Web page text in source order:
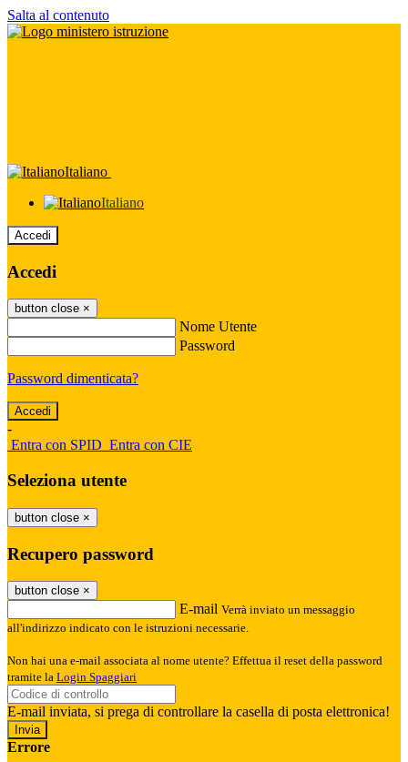
Salta al contenuto
Italiano
Italiano
Accedi
Accedi
button close ×
Nome Utente
Password
Password dimenticata?
-
Entra con SPID Entra con CIE
Seleziona utente
button close ×
Recupero password
button close ×
E-mail Verrà inviato un messaggio
all'indirizzo indicato con le istruzioni necessarie.
Non hai una e-mail associata al nome utente? Effettua il reset della password
tramite la Login Spaggiari
E-mail inviata, si prega di controllare la casella di posta elettronica!
Errore